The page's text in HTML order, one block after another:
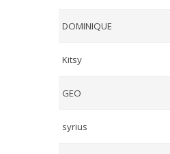
DOMINIQUE
Kitsy
GEO
syrius